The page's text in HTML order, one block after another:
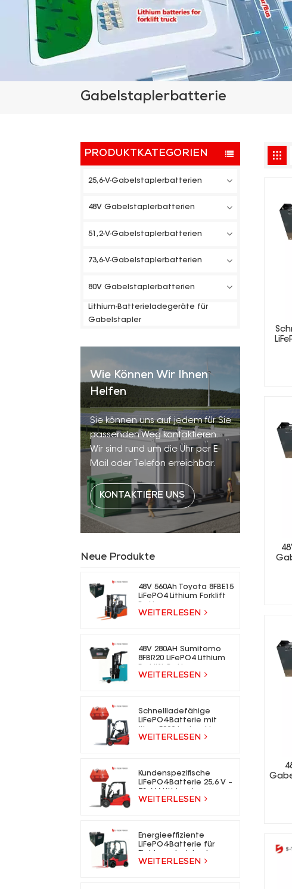
Gabelstaplerbatterie
PRODUKTKATEGORIEN
25,6-V-Gabelstaplerbatterien
48V Gabelstaplerbatterien
51,2-V-Gabelstaplerbatterien
73,6-V-Gabelstaplerbatterien
80V Gabelstaplerbatterien
Lithium-Batterieladegeräte für
Gabelstapler
Wie Können Wir Ihnen
Helfen
Sie können uns auf jedem für Sie
passenden Weg kontaktieren.
Wir sind rund um die Uhr per E-
Mail oder Telefon erreichbar.
KONTAKTIERE UNS
Neue Produkte
48V 560Ah Toyota 8FBE15
LiFePO4 Lithium Forklift
WEITERLESEN
48V 280AH Sumitomo
8FBR20 LiFePO4 Lithium
WEITERLESEN
Schnellladefähige
LiFePO4-Batterie mit
für Elektrogabelstapler
WEITERLESEN
Kundenspezifische
LiFePO4-Batterie 25,6 V –
Gabelstaplerbatterie
WEITERLESEN
Energieeffiziente
LiFePO4-Batterie für
WEITERLESEN